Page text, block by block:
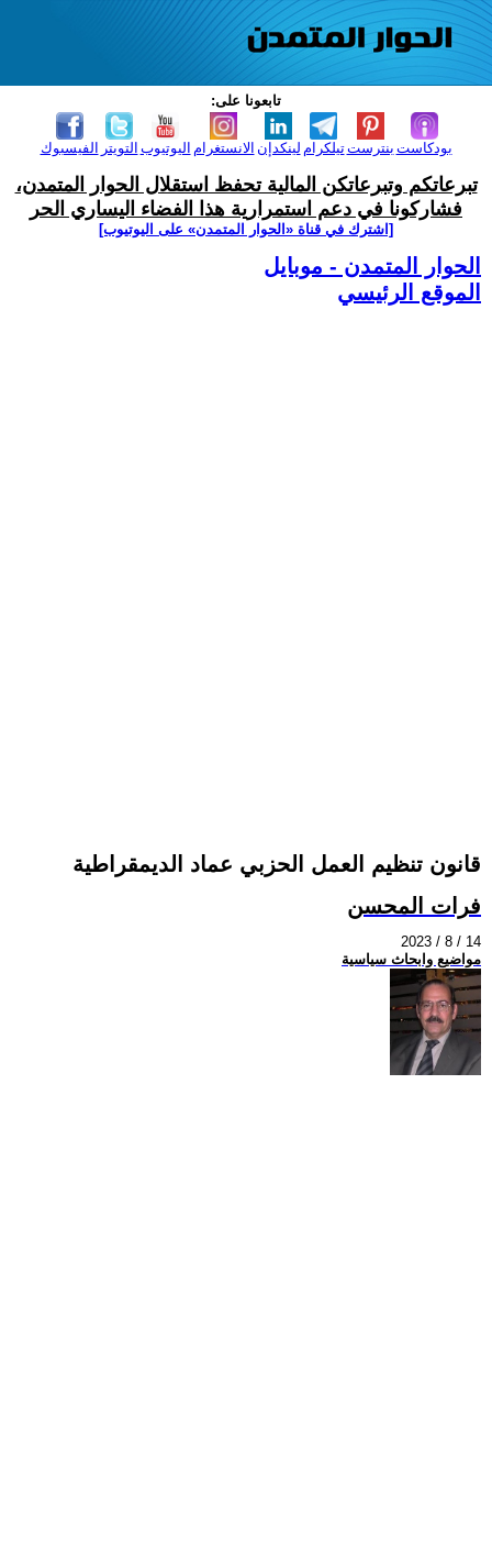
تابعونا على:
الفيسبوك التويتر اليوتيوب الانستغرام لينكدإن تيلكرامبنترست بودكاست
تبرعاتكم وتبرعاتكن المالية تحفظ استقلال الحوار المتمدن،
فشاركونا في دعم استمرارية هذا الفضاء اليساري الحر
[اشترك في قناة ‫«الحوار المتمدن» على اليوتيوب]
الحوار المتمدن - موبايل
الموقع الرئيسي
قانون تنظيم العمل الحزبي عماد الديمقراطية
فرات المحسن
2023 / 8 / 14
مواضيع وابحاث سياسية